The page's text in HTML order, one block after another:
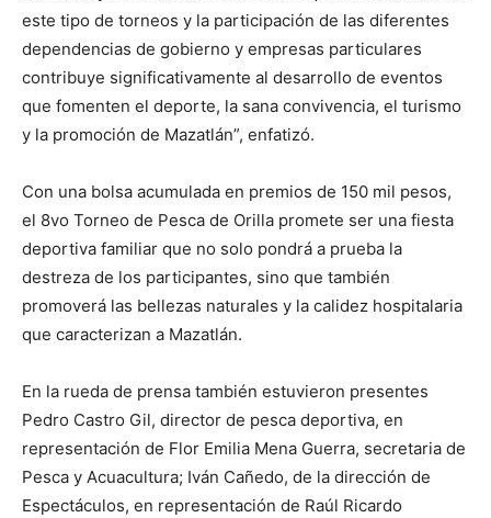
este tipo de torneos y la participación de las diferentes
dependencias de gobierno y empresas particulares
contribuye significativamente al desarrollo de eventos
que fomenten el deporte, la sana convivencia, el turismo
y la promoción de Mazatlán”, enfatizó.
Con una bolsa acumulada en premios de 150 mil pesos,
el 8vo Torneo de Pesca de Orilla promete ser una fiesta
deportiva familiar que no solo pondrá a prueba la
destreza de los participantes, sino que también
promoverá las bellezas naturales y la calidez hospitalaria
que caracterizan a Mazatlán.
En la rueda de prensa también estuvieron presentes
Pedro Castro Gil, director de pesca deportiva, en
representación de Flor Emilia Mena Guerra, secretaria de
Pesca y Acuacultura; Iván Cañedo, de la dirección de
Espectáculos, en representación de Raúl Ricardo